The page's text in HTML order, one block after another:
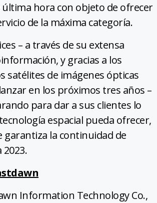
última hora con objeto de ofrecer
de la máxima categoría.
– a través de su extensa
y gracias a los
satélites de imágenes ópticas
en los próximos tres años –
para dar a sus clientes lo
espacial pueda ofrecer,
garantiza la continuidad de
Information Technology Co.,